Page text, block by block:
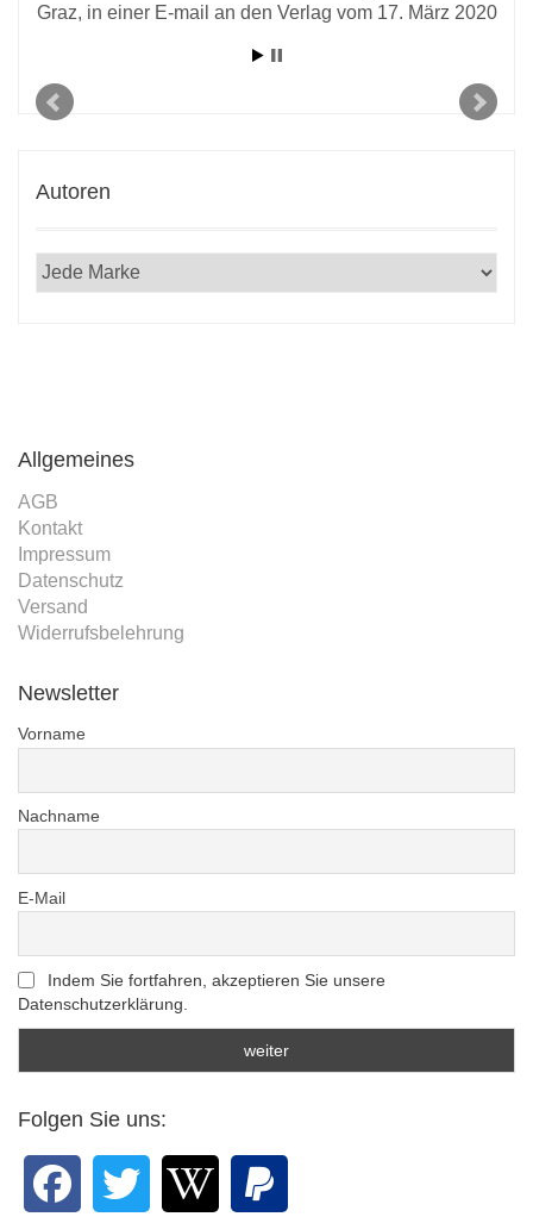
Graz, in einer E-mail an den Verlag vom 17. März 2020
Autoren
Allgemeines
AGB
Kontakt
Impressum
Datenschutz
Versand
Widerrufsbelehrung
Newsletter
Vorname
Nachname
E-Mail
Indem Sie fortfahren, akzeptieren Sie unsere
Datenschutzerklärung.
Folgen Sie uns: